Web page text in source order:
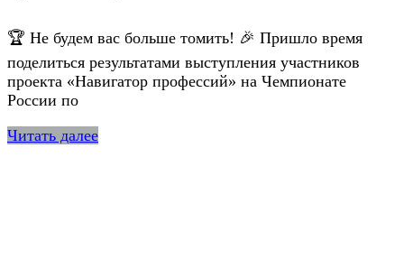
🏆 Не будем вас больше томить! 🎉 Пришло время
поделиться результатами выступления участников
проекта «Навигатор профессий» на Чемпионате
России по
Читать далее